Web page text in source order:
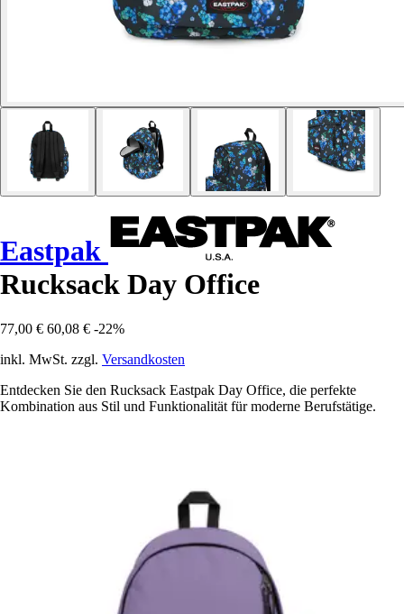
Eastpak
Rucksack Day Office
77,00 € 60,08 € -22%
inkl. MwSt. zzgl. Versandkosten
Entdecken Sie den Rucksack Eastpak Day Office, die perfekte
Kombination aus Stil und Funktionalität für moderne Berufstätige.